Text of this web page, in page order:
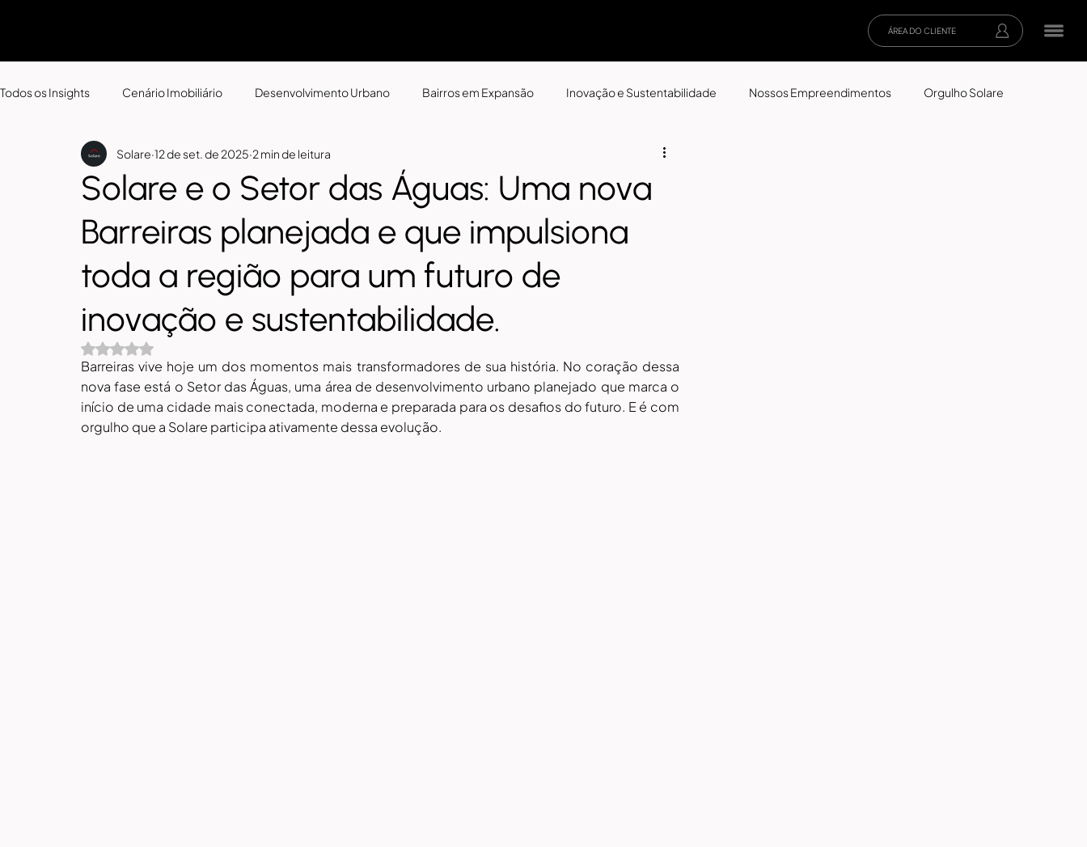
ÁREA DO CLIENTE
Todos os Insights Cenário Imobiliário Desenvolvimento Urbano Bairros em Expansão Inovação e Sustentabilidade Nossos Empreendimentos Orgulho Solare
Solare e o Setor das Águas: Uma nova
Barreiras planejada e que impulsiona
toda a região para um futuro de
inovação e sustentabilidade.
Solare 12 de set. de 2025 2 min de leitura
Avaliado com NaN de 5 estrelas.
Barreiras vive hoje um dos momentos mais transformadores de sua história. No coração dessa
nova fase está o Setor das Águas, uma área de desenvolvimento urbano planejado que marca o
início de uma cidade mais conectada, moderna e preparada para os desafios do futuro. E é com
orgulho que a Solare participa ativamente dessa evolução.